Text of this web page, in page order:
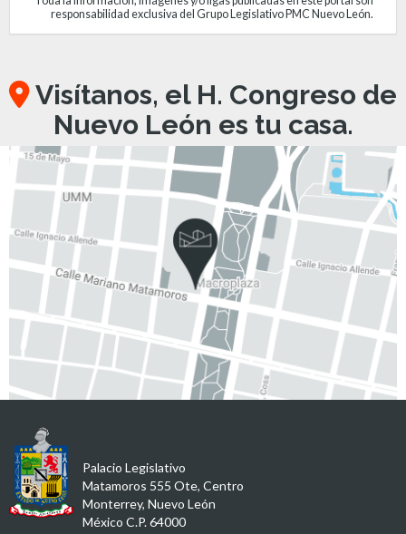
responsabilidad exclusiva del Grupo Legislativo PMC Nuevo León.
Visítanos, el H. Congreso de
Nuevo León es tu casa.
Palacio Legislativo
Matamoros 555 Ote, Centro
Monterrey, Nuevo León
México C.P. 64000